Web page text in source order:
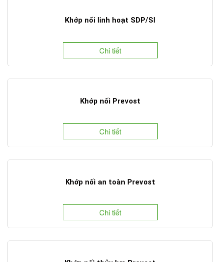
Khớp nối linh hoạt SDP/SI
Chi tiết
Khớp nối Prevost
Chi tiết
Khớp nối an toàn Prevost
Chi tiết